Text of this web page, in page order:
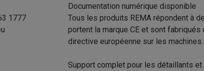
1777
Documentation numérique disponible
Tous les produits REMA répondent à
portent la marque CE et sont fabriqués
directive européenne sur les machines.
Support complet pour les détaillants